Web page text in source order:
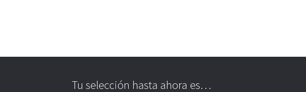
Tu selección hasta ahora es…